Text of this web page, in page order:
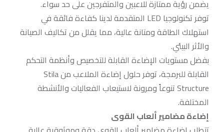
يضمن رؤية ممتازة للاعبين والمتفرجين على حد سواء.
توفر تكنولوجيا LED المتقدمة لدينا كفاءة فائقة في
استهلاك الطاقة ومتانة عالية، مما يقلل من تكاليف الصيانة
والأثر البيئي.
بفضل مستويات الإضاءة القابلة للتخصيص وأنظمة التحكم
القابلة للبرمجة، توفر حلول إضاءة الملاعب من Stila
Structure تنوعاً ومرونة لاستيعاب الفعاليات والأنشطة
المختلفة.
إضاءة مضامير ألعاب القوى